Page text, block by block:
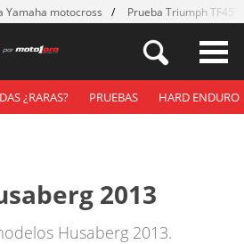
Yamaha motocross Prueba Triumph
¿RARAS? PRUEBAS HARD ENDURO
2013
Husaberg 2013.